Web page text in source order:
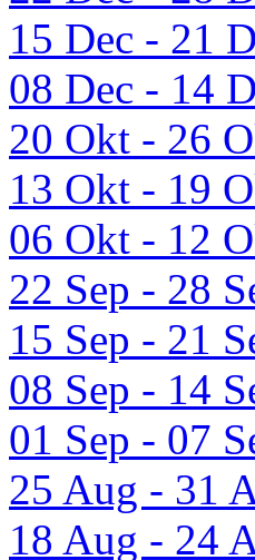
15 Dec - 21
08 Dec - 14
20 Okt - 26
13 Okt - 19
06 Okt - 12
22 Sep - 28
15 Sep - 21
08 Sep - 14
01 Sep - 07
25 Aug - 31
18 Aug - 24